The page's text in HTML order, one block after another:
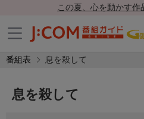
この夏、心を動かす作
番組表 息を殺して
息を殺して